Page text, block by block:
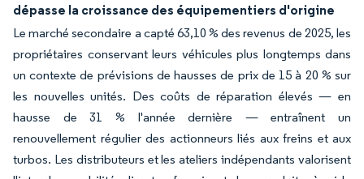
dépasse la croissance des équipementiers d'origine
Le marché secondaire a capté 63,10 % des revenus de 2025, les
propriétaires conservant leurs véhicules plus longtemps dans
un contexte de prévisions de hausses de prix de 15 à 20 % sur
les nouvelles unités. Des coûts de réparation élevés — en
hausse de 31 % l'année dernière — entraînent un
renouvellement régulier des actionneurs liés aux freins et aux
turbos. Les distributeurs et les ateliers indépendants valorisent